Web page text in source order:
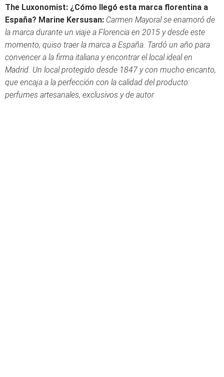
The Luxonomist: ¿Cómo llegó esta marca florentina a
España? Marine Kersusan: Carmen Mayoral se enamoró de
la marca durante un viaje a Florencia en 2015 y desde este
momento, quiso traer la marca a España. Tardó un año para
convencer a la firma italiana y encontrar el local ideal en
Madrid. Un local protegido desde 1847 y con mucho encanto,
que encaja a la perfección con la calidad del producto:
perfumes artesanales, exclusivos y de autor.